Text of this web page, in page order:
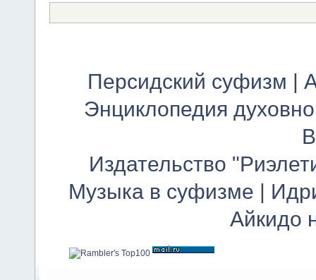
Персидский суфизм |
Энциклопедия
Издательство
Музыка в суфизме |
Айкидо